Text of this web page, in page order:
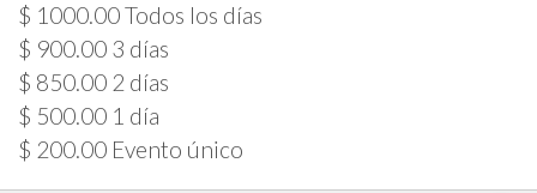
$ 1000.00 Todos los días
$ 900.00 3 días
$ 850.00 2 días
$ 500.00 1 día
$ 200.00 Evento único